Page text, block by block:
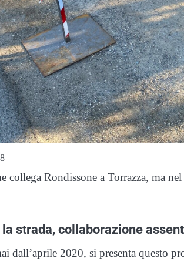
collega Rondissone a Torrazza, ma
strada, collaborazione
dall’aprile 2020, si presenta questo